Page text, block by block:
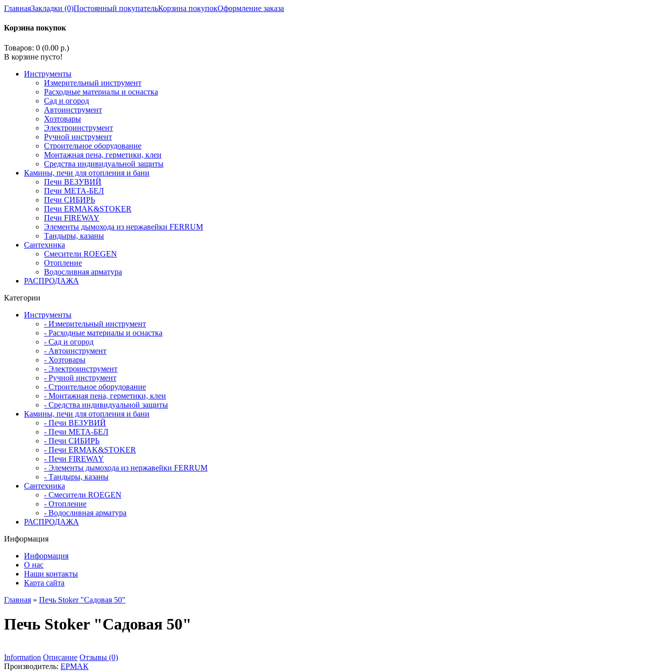
ГлавнаяЗакладки (0)Постоянный покупательКорзина покупокОформление заказа
Корзина покупок
Товаров: 0 (0.00 р.)
В корзине пусто!
Инструменты
Измерительный инструмент
Расходные материалы и оснастка
Сад и огород
Автоинструмент
Хозтовары
Электроинструмент
Ручной инструмент
Строительное оборудование
Монтажная пена, герметики, клеи
Средства индивидуальной защиты
Камины, печи для отопления и бани
Печи ВЕЗУВИЙ
Печи МЕТА-БЕЛ
Печи СИБИРЬ
Печи ERMAK&STOKER
Печи FIREWAY
Элементы дымохода из нержавейки FERRUM
Тандыры, казаны
Сантехника
Смесители ROEGEN
Отопление
Водосливная арматура
РАСПРОДАЖА
Категории
Инструменты
- Измерительный инструмент
- Расходные материалы и оснастка
- Сад и огород
- Автоинструмент
- Хозтовары
- Электроинструмент
- Ручной инструмент
- Строительное оборудование
- Монтажная пена, герметики, клеи
- Средства индивидуальной защиты
Камины, печи для отопления и бани
- Печи ВЕЗУВИЙ
- Печи МЕТА-БЕЛ
- Печи СИБИРЬ
- Печи ERMAK&STOKER
- Печи FIREWAY
- Элементы дымохода из нержавейки FERRUM
- Тандыры, казаны
Сантехника
- Смесители ROEGEN
- Отопление
- Водосливная арматура
РАСПРОДАЖА
Информация
Информация
О нас
Наши контакты
Карта сайта
Главная » Печь Stoker "Садовая 50"
Печь Stoker "Садовая 50"
Information Описание Отзывы (0)
Производитель: ЕРМАК